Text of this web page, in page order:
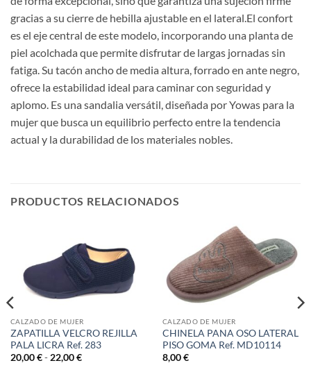
gracias a su cierre de hebilla ajustable en el lateral.El confort
es el eje central de este modelo, incorporando una planta de
piel acolchada que permite disfrutar de largas jornadas sin
fatiga. Su tacón ancho de media altura, forrado en ante negro,
ofrece la estabilidad ideal para caminar con seguridad y
aplomo. Es una sandalia versátil, diseñada por Yowas para la
mujer que busca un equilibrio perfecto entre la tendencia
actual y la durabilidad de los materiales nobles.
PRODUCTOS RELACIONADOS
CALZADO DE MUJER
ZAPATILLA VELCRO REJILLA
PALA LICRA Ref. 283
20,00€ - 22,00€Rango
CALZADO DE MUJER
CHINELA PANA OSO LATERAL
PISO GOMA Ref. MD10114
8,00€